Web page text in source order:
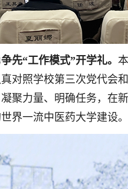
先“工作模式”开学礼。
对照学校第三次党代会
聚力量、明确任务，在
界一流中医药大学建设。